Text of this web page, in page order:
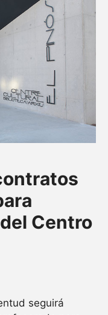
Centro
seguirá